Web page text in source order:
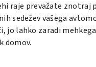
raje prevažate
sedežev vašega
jo lahko zaradi
domov.